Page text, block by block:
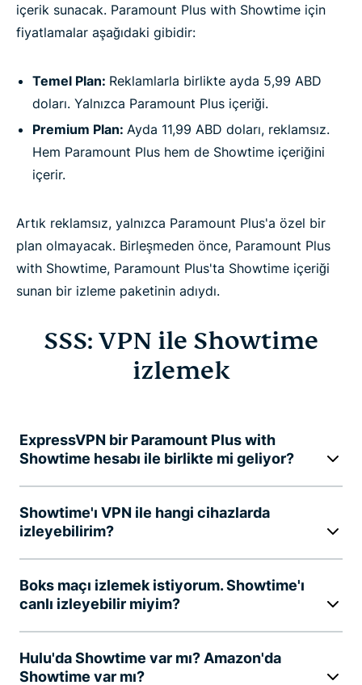
içerik sunacak. Paramount Plus with Showtime için
fiyatlamalar aşağıdaki gibidir:
Temel Plan: Reklamlarla birlikte ayda 5,99 ABD
doları. Yalnızca Paramount Plus içeriği.
Premium Plan: Ayda 11,99 ABD doları, reklamsız.
Hem Paramount Plus hem de Showtime içeriğini
içerir.
Artık reklamsız, yalnızca Paramount Plus'a özel bir
plan olmayacak. Birleşmeden önce, Paramount Plus
with Showtime, Paramount Plus'ta Showtime içeriği
sunan bir izleme paketinin adıydı.
SSS: VPN ile Showtime
izlemek
ExpressVPN bir Paramount Plus with
Showtime hesabı ile birlikte mi geliyor?
Showtime'ı VPN ile hangi cihazlarda
izleyebilirim?
Boks maçı izlemek istiyorum. Showtime'ı
canlı izleyebilir miyim?
Hulu'da Showtime var mı? Amazon'da
Showtime var mı?